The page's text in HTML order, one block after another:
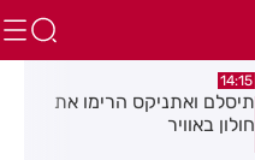
14:15
תיסלם ואתניקס הרימו את
חולון באוויר